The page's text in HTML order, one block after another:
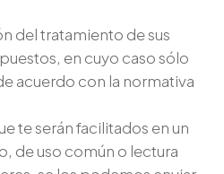
del tratamiento de sus
en cuyo caso sólo
acuerdo con la normativa
te serán facilitados en un
de uso común o lectura